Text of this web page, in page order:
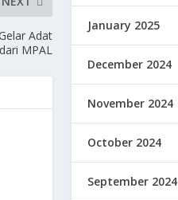
Adat
MPAL
January 2025
December 2024
November 2024
October 2024
September 2024